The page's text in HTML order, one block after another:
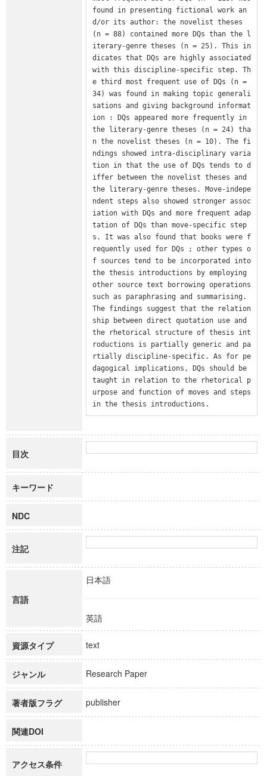
found in presenting fictional work an
d/or its author: the novelist theses
(n = 88) contained more DQs than the l
iterary-genre theses (n = 25). This in
dicates that DQs are highly associated
with this discipline-specific step. Th
e third most frequent use of DQs (n =
34) was found in making topic generali
sations and giving background informat
ion : DQs appeared more frequently in
the literary-genre theses (n = 24) tha
n the novelist theses (n = 10). The fi
ndings showed intra-disciplinary varia
tion in that the use of DQs tends to d
iffer between the novelist theses and
the literary-genre theses. Move-indepe
ndent steps also showed stronger assoc
iation with DQs and more frequent adap
tation of DQs than move-specific step
s. It was also found that books were f
requently used for DQs ; other types o
f sources tend to be incorporated into
the thesis introductions by employing
other source text borrowing operations
such as paraphrasing and summarising.
The findings suggest that the relation
ship between direct quotation use and
the rhetorical structure of thesis int
roductions is partially generic and pa
rtially discipline-specific. As for pe
dagogical implications, DQs should be
taught in relation to the rhetorical p
urpose and function of moves and steps
in the thesis introductions.
目次
キーワード
NDC
注記
言語
日本語
英語
資源タイプ text
ジャンル Research Paper
著者版フラグ publisher
関連DOI
アクセス条件